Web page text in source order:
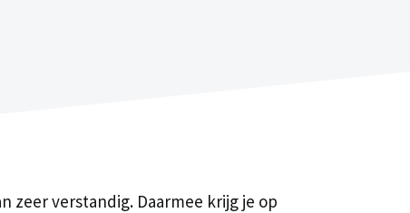
zeer verstandig. Daarmee krijg je op